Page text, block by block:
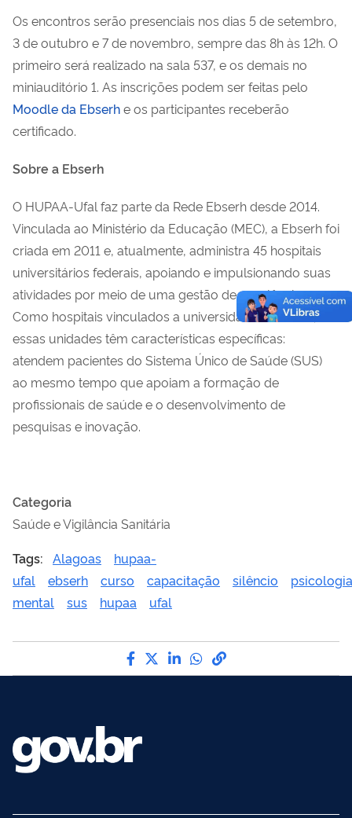
Os encontros serão presenciais nos dias 5 de setembro,
3 de outubro e 7 de novembro, sempre das 8h às 12h. O
primeiro será realizado na sala 537, e os demais no
miniauditório 1. As inscrições podem ser feitas pelo
Moodle da Ebserhe os participantes receberão
certificado.
Sobre a Ebserh
O HUPAA-Ufal faz parte da Rede Ebserh desde 2014.
Vinculada ao Ministério da Educação (MEC), a Ebserh foi
criada em 2011 e, atualmente, administra 45 hospitais
universitários federais, apoiando e impulsionando suas
atividades por meio de uma gestão de excelência.
Como hospitais vinculados a universidades federais,
essas unidades têm características específicas:
atendem pacientes do Sistema Único de Saúde (SUS)
ao mesmo tempo que apoiam a formação de
profissionais de saúde e o desenvolvimento de
pesquisas e inovação.
Categoria
Saúde e Vigilância Sanitária
Tags: Alagoas
hupaa-
ufal
ebserh curso capacitação silêncio
psicologia
mental
sus hupaa ufal
Compartilhe por Facebook
Compartilhe por Twitter
Compartilhe por
Compartilhe por
link para Copiar